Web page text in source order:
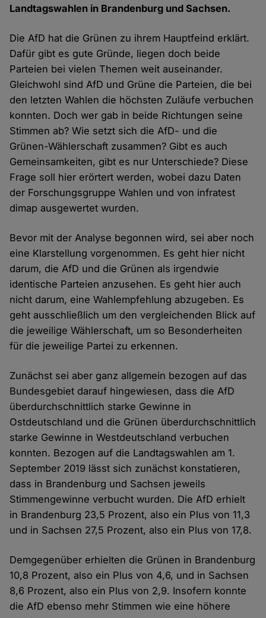
Landtagswahlen in Brandenburg und Sachsen.
Die AfD hat die Grünen zu ihrem Hauptfeind erklärt.
Dafür gibt es gute Gründe, liegen doch beide
Parteien bei vielen Themen weit auseinander.
Gleichwohl sind AfD und Grüne die Parteien, die bei
den letzten Wahlen die höchsten Zuläufe verbuchen
konnten. Doch wer gab in beide Richtungen seine
Stimmen ab? Wie setzt sich die AfD- und die
Grünen-Wählerschaft zusammen? Gibt es auch
Gemeinsamkeiten, gibt es nur Unterschiede? Diese
Frage soll hier erörtert werden, wobei dazu Daten
der Forschungsgruppe Wahlen und von infratest
dimap ausgewertet wurden.
Bevor mit der Analyse begonnen wird, sei aber noch
eine Klarstellung vorgenommen. Es geht hier nicht
darum, die AfD und die Grünen als irgendwie
identische Parteien anzusehen. Es geht hier auch
nicht darum, eine Wahlempfehlung abzugeben. Es
geht ausschließlich um den vergleichenden Blick auf
die jeweilige Wählerschaft, um so Besonderheiten
für die jeweilige Partei zu erkennen.
Zunächst sei aber ganz allgemein bezogen auf das
Bundesgebiet darauf hingewiesen, dass die AfD
überdurchschnittlich starke Gewinne in
Ostdeutschland und die Grünen überdurchschnittlich
starke Gewinne in Westdeutschland verbuchen
konnten. Bezogen auf die Landtagswahlen am 1.
September 2019 lässt sich zunächst konstatieren,
dass in Brandenburg und Sachsen jeweils
Stimmengewinne verbucht wurden. Die AfD erhielt
in Brandenburg 23,5 Prozent, also ein Plus von 11,3
und in Sachsen 27,5 Prozent, also ein Plus von 17,8.
Demgegenüber erhielten die Grünen in Brandenburg
10,8 Prozent, also ein Plus von 4,6, und in Sachsen
8,6 Prozent, also ein Plus von 2,9. Insofern konnte
die AfD ebenso mehr Stimmen wie eine höhere